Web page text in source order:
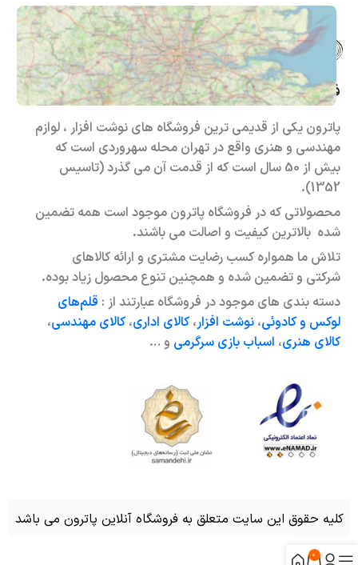
فروشگاه حضوری – اینترنتی پاترون
پاترون یکی از قدیمی ترین فروشگاه های نوشت افزار ، لوازم
مهندسی و هنری واقع در تهران محله سهروردی است که
بیش از 50 سال است که از قدمت آن می گذرد (تاسیس
1352).
محصولاتی که در فروشگاه پاترون موجود است همه تضمین
شده بالاترین کیفیت و اصالت می باشند.
تلاش ما همواره کسب رضایت مشتری و ارائه کالاهای
شرکتی و تضمین شده و همچنین تنوع محصول زیاد بوده.
دسته بندی های موجود در فروشگاه عبارتند از : قلم‌های
لوکس و کادوئی، نوشت افزار،کالای اداری،کالای مهندسی،
کالای هنری، اسباب بازی سرگرمی و …
کلیه حقوق این سایت متعلق به فروشگاه آنلاین پاترون می باشد
0